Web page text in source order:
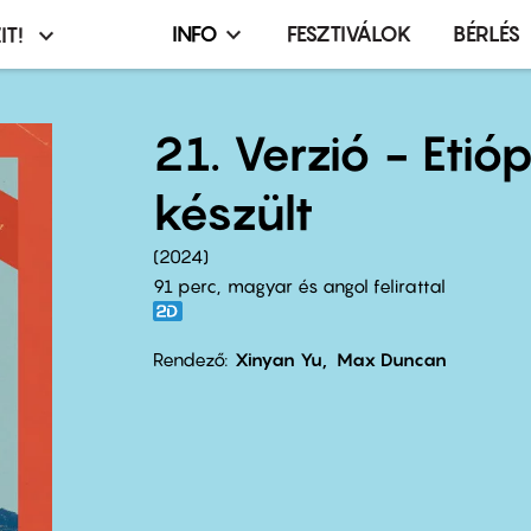
Infó,
terembérlés
menü
INFO FESZTIVÁLOK BÉRLÉS
21. Verzió -
készült
2024
91 perc,
magyar és angol felirattal
Rendező Xinyan Yu Max Duncan